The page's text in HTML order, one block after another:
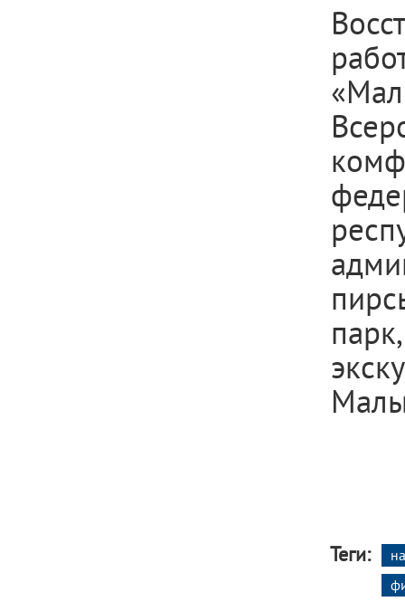
Теги: